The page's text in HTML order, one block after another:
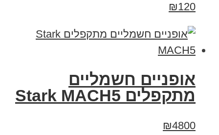
₪120
‏אופניים חשמליים
‏מתקפלים Stark MACH5
₪4800